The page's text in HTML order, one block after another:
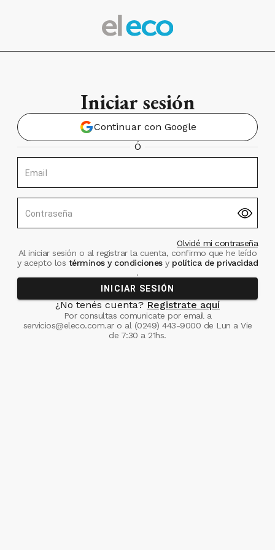
Iniciar sesión
Continuar con Google
Ó
Email
Contraseña
Olvidé mi contraseña
Al iniciar sesión o al registrar la cuenta, confirmo que he leído
y acepto los términos y condiciones ypolítica de privacidad
.
INICIAR SESIÓN
¿No tenés cuenta? Registrate aquí
Por consultas comunicate por email a
servicios@eleco.com.aro al (0249) 443-9000 de Lun a Vie
de 7:30 a 21hs.